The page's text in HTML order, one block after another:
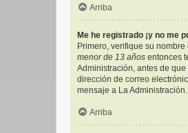
Arriba
Me he registrado ¡y no me
Primero, verifique su
menor de 13 años entonces
Administración, antes de
dirección de correo
mensaje a La Administración.
Arriba